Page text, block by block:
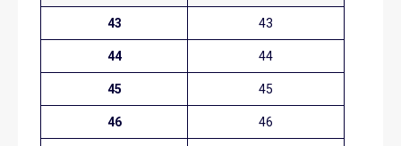
43 43
44 44
45 45
46 46